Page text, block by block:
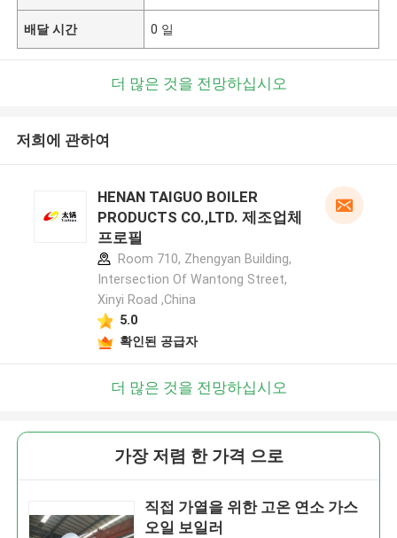
배달 시간 0 일
더 많은 것을 전망하십시오
저희에 관하여
HENAN TAIGUO BOILER
PRODUCTS CO.,LTD. 제조업체
프로필
Room 710, Zhengyan Building,
Intersection Of Wantong Street,
Xinyi Road ,China
5.0
확인된 공급자
더 많은 것을 전망하십시오
가장 저렴 한 가격 으로
직접 가열을 위한 고온 연소 가스
오일 보일러